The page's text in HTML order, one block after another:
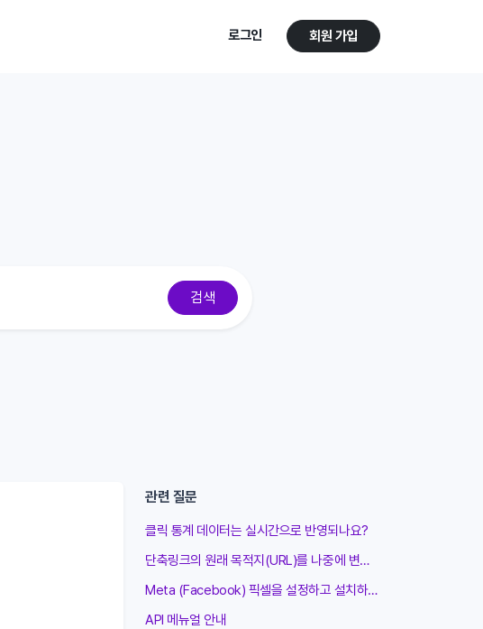
로그인 회원 가입
검색
관련 질문
클릭 통계 데이터는 실시간으로 반영되나요?
단축링크의 원래 목적지(URL)를 나중에 변경할 수 있나요?
Meta (Facebook) 픽셀을 설정하고 설치하는 방법
API 메뉴얼 안내